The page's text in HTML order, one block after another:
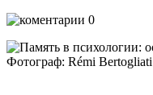
0
Фотограф: Rémi Bertogliati